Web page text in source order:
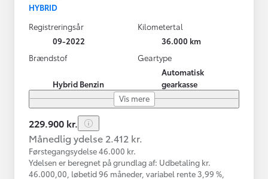
HYBRID
Registreringsår
09-2022
Kilometertal
36.000 km
Brændstof
Hybrid Benzin
Geartype
Automatisk
gearkasse
Vis mere
229.900 kr.
Månedlig ydelse 2.412 kr.
Førstegangsydelse 46.000 kr.
Ydelsen er beregnet på grundlag af: Udbetaling kr.
46.000,00, løbetid 96 måneder, variabel rente 3,99 %,